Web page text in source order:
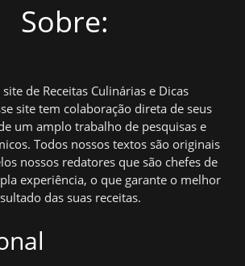
Sobre:
de Receitas Culinárias e Dicas
site tem colaboração direta de seus
um amplo trabalho de pesquisas e
Todos nossos textos são originais
nossos redatores que são chefes de
experiência, o que garante o melhor
das suas receitas.